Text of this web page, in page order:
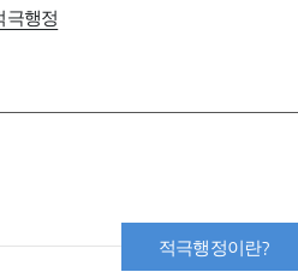
극행정
적극행정이란?